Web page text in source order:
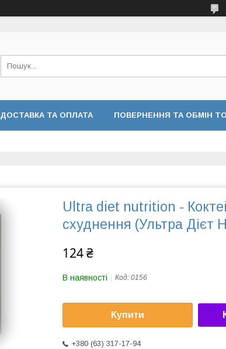
ДОСТАВКА ТА ОПЛАТА ПОВЕРНЕННЯ ТА ОБМІН
Ultra diet nutrition -
схуднення (Ультра Дієт
124 ₴
В наявності Код: 0156
Купити
+380 (63) 317-17-94